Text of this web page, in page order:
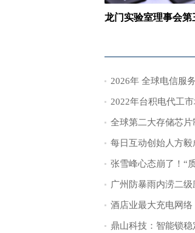
2022年台积电代工